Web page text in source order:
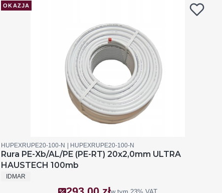
OKAZJA
Kod produktu
HUPEXRUPE20-100-N Kod producenta
HUPEXRUPE20-100-N
Rura PE-Xb/AL/PE (PE-RT) 20x2,0mm ULTRA
HAUSTECH 100mb
PRODUCENT
IDMAR
Cena promocyjna brutto